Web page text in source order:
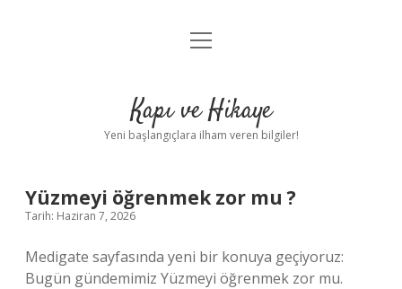
Anasayfa
Yasal Uyarı
menüyü
Kapı ve Hikaye
Yeni başlangıçlara ilham veren bilgiler!
Yüzmeyi öğrenmek zor mu ?
Tarih: Haziran 7, 2026
Medigate sayfasında yeni bir konuya geçiyoruz:
Bugün gündemimiz Yüzmeyi öğrenmek zor mu.